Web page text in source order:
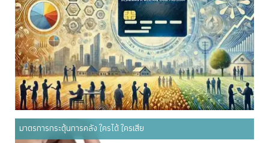
มาตรการกระตุ้นการคลัง ใครได้ ใครเสีย